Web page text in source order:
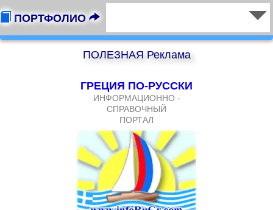
ПОРТФОЛИО
ПОЛЕЗНАЯ Реклама
ГРЕЦИЯ ПО-РУССКИ
ИНФОРМАЦИОННО -
СПРАВОЧНЫЙ
ПОРТАЛ